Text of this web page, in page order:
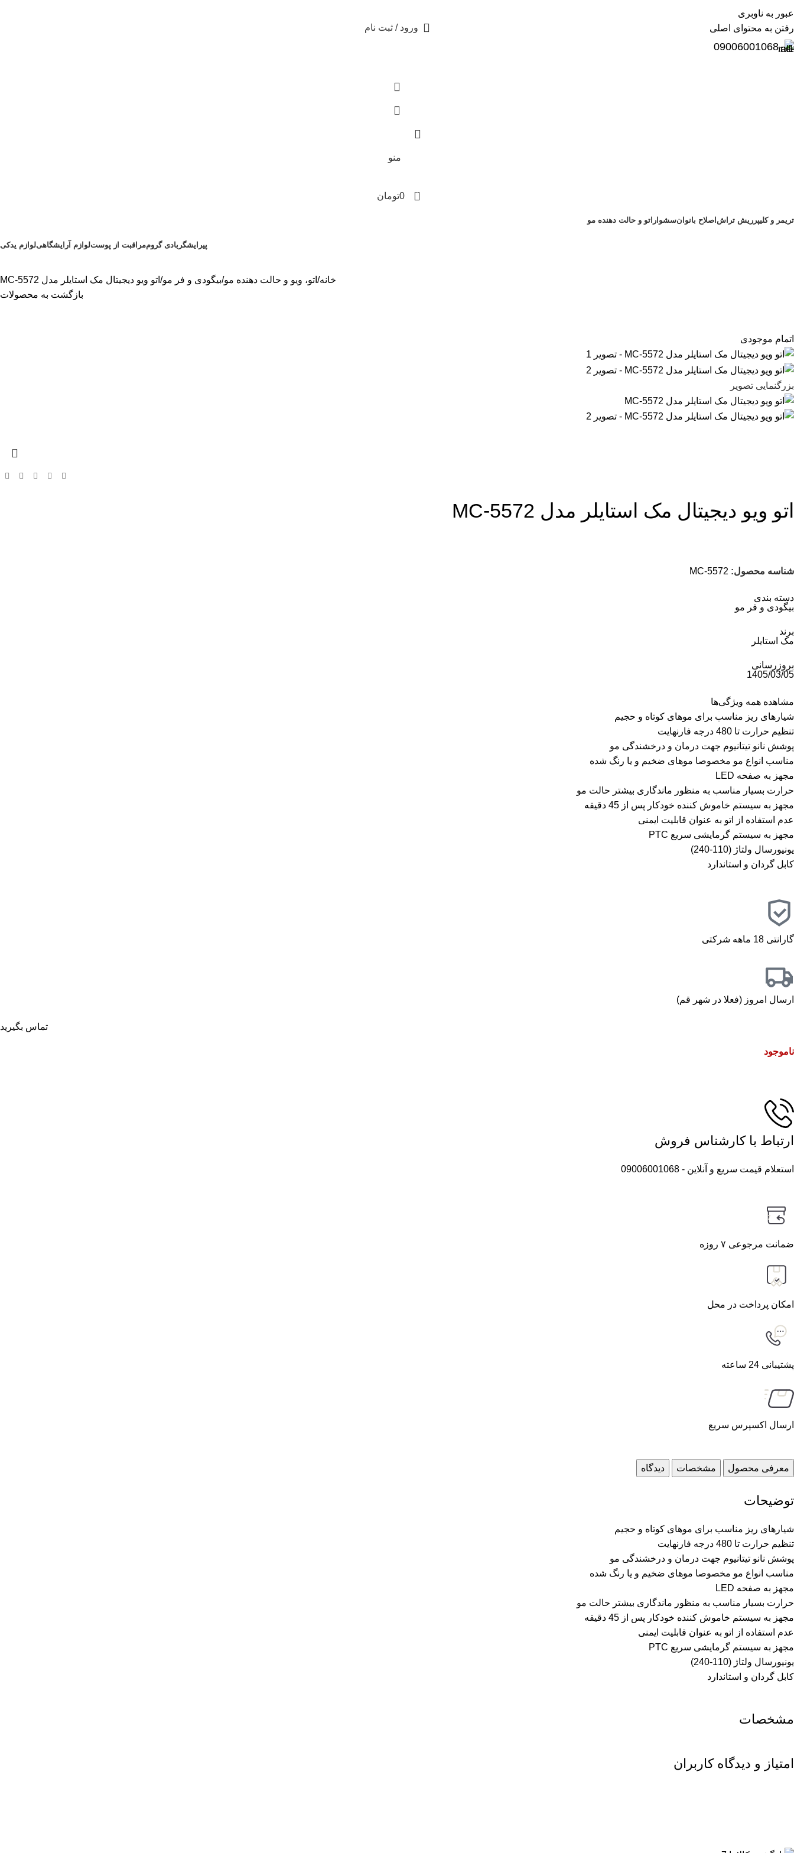
عبور به ناوبری
رفتن به محتوای اصلی
ورود / ثبت نام
09006001068
منو
0
0تومان
تریمر و کلیپر ریش تراش اصلاح بانوانسشوار اتو و حالت دهنده مو
پیرایشگر بادی گروممراقبت از پوستلوازم آرایشگاهیلوازم یدکی
خانه اتو، ویو و حالت دهنده مو بیگودی و فر مو اتو ویو دیجیتال مک استایلر مدل MC-5572
بازگشت به محصولات
اتمام موجودی
بزرگنمایی تصویر
اتو ویو دیجیتال مک استایلر مدل MC-5572
شناسه محصول: MC-5572
دسته بندی
بیگودی و فر مو
برند
مک استایلر
بروزرسانی
1405/03/05
مشاهده همه ویژگی‌ها
شیارهای ریز مناسب برای موهای کوتاه و حجیم
تنظیم حرارت تا 480 درجه فارنهایت
پوشش نانو تیتانیوم جهت درمان و درخشندگی مو
مناسب انواع مو مخصوصا موهای ضخیم و یا رنگ شده
مجهز به صفحه LED
حرارت بسیار مناسب به منظور ماندگاری بیشتر حالت مو
مجهز به سیستم خاموش کننده خودکار پس از 45 دقیقه
عدم استفاده از اتو به عنوان قابلیت ایمنی
مجهز به سیستم گرمایشی سریع PTC
يونيورسال ولتاژ (110-240)
کابل گردان و استاندارد
گارانتی 18 ماهه شرکتی
ارسال امروز (فعلا در شهر قم)
تماس بگیرید
ناموجود
ارتباط با کارشناس فروش
استعلام قیمت سریع و آنلاین - 09006001068
7
ضمانت مرجوعی ۷ روزه
امکان پرداخت در محل
پشتیبانی 24 ساعته
ارسال اکسپرس سریع
معرفی محصول مشخصات دیدگاه
توضیحات
شیارهای ریز مناسب برای موهای کوتاه و حجیم
تنظیم حرارت تا 480 درجه فارنهایت
پوشش نانو تیتانیوم جهت درمان و درخشندگی مو
مناسب انواع مو مخصوصا موهای ضخیم و یا رنگ شده
مجهز به صفحه LED
حرارت بسیار مناسب به منظور ماندگاری بیشتر حالت مو
مجهز به سیستم خاموش کننده خودکار پس از 45 دقیقه
عدم استفاده از اتو به عنوان قابلیت ایمنی
مجهز به سیستم گرمایشی سریع PTC
يونيورسال ولتاژ (110-240)
کابل گردان و استاندارد
مشخصات
امتیاز و دیدگاه کاربران